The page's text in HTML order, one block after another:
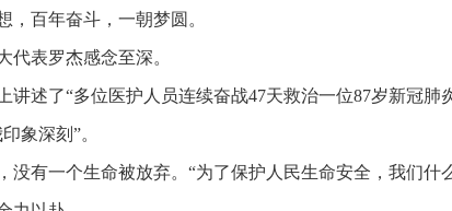
，百年奋斗，一朝梦圆。
代表罗杰感念至深。
讲述了“多位医护人员连续奋战47天救治一位87岁新冠肺
象深刻”。
没有一个生命被放弃。 “为了保护人民生命安全，我们什